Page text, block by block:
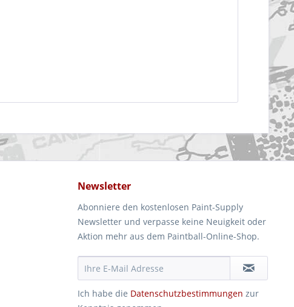
Newsletter
Abonniere den kostenlosen Paint-Supply
Newsletter und verpasse keine Neuigkeit oder
Aktion mehr aus dem Paintball-Online-Shop.
Ich habe die Datenschutzbestimmungen zur